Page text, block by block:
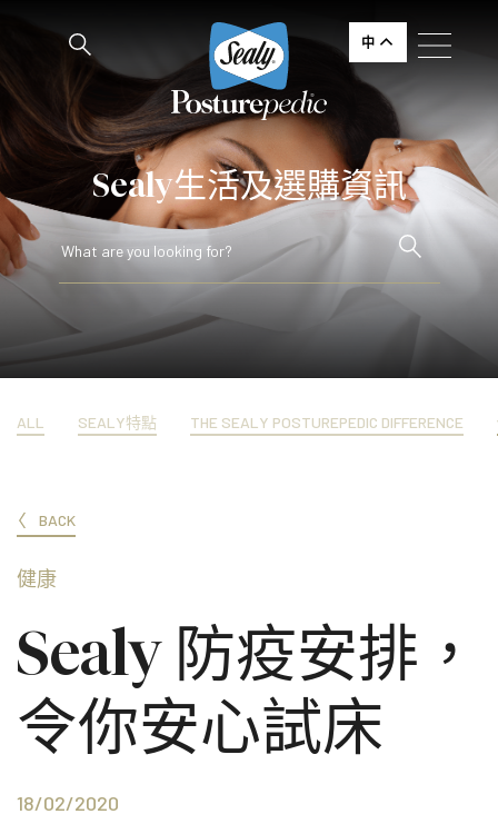
中
Sealy生活及選購資訊
ALL SEALY特點 THE SEALY POSTUREPEDIC DIFFERENCE
BACK
健康
Sealy 防疫安排，
令你安心試床
18/02/2020